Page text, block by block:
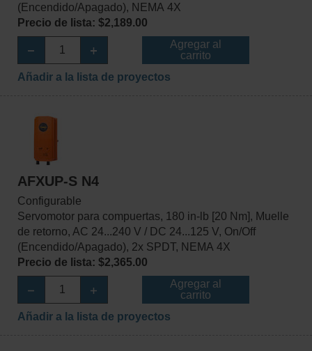
(Encendido/Apagado), NEMA 4X
Precio de lista: $2,189.00
Agregar al
carrito
Añadir a la lista de proyectos
AFXUP-S N4
Configurable
Servomotor para compuertas, 180 in-lb [20 Nm], Muelle
de retorno, AC 24...240 V / DC 24...125 V, On/Off
(Encendido/Apagado), 2x SPDT, NEMA 4X
Precio de lista: $2,365.00
Agregar al
carrito
Añadir a la lista de proyectos